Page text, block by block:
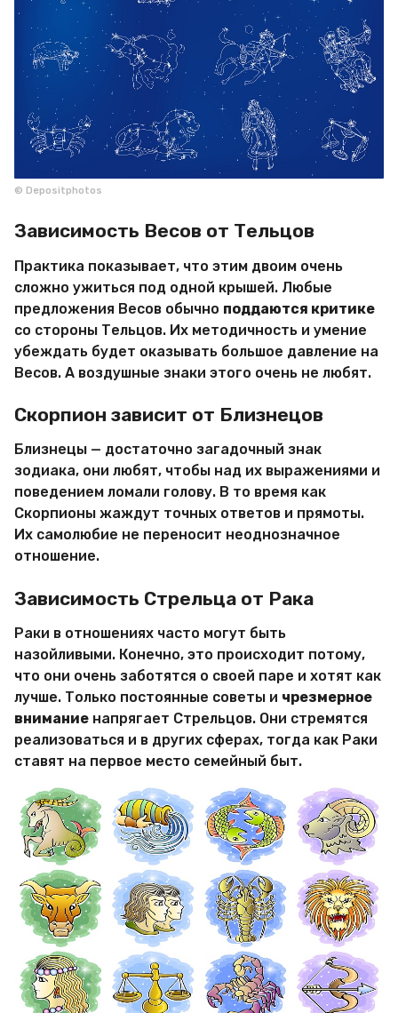
© Depositphotos
Зависимость Весов от Тельцов
Практика показывает, что этим двоим очень
сложно ужиться под одной крышей. Любые
предложения Весов обычно поддаются критике
со стороны Тельцов. Их методичность и умение
убеждать будет оказывать большое давление на
Весов. А воздушные знаки этого очень не любят.
Скорпион зависит от Близнецов
Близнецы — достаточно загадочный знак
зодиака, они любят, чтобы над их выражениями и
поведением ломали голову. В то время как
Скорпионы жаждут точных ответов и прямоты.
Их самолюбие не переносит неоднозначное
отношение.
Зависимость Стрельца от Рака
Раки в отношениях часто могут быть
назойливыми. Конечно, это происходит потому,
что они очень заботятся о своей паре и хотят как
лучше. Только постоянные советы и чрезмерное
внимание напрягает Стрельцов. Они стремятся
реализоваться и в других сферах, тогда как Раки
ставят на первое место семейный быт.